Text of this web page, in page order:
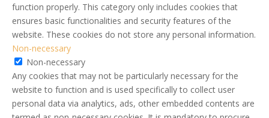
function properly. This category only includes cookies that
ensures basic functionalities and security features of the
website. These cookies do not store any personal information.
Non-necessary
Non-necessary
Any cookies that may not be particularly necessary for the
website to function and is used specifically to collect user
personal data via analytics, ads, other embedded contents are